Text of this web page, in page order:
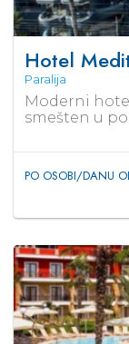
Hotel
Paralija
Moderni
smešten u
PO OSOBI/DANU